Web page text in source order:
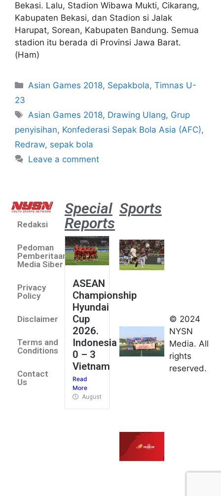
Bekasi. Lalu, Stadion Wibawa Mukti, Cikarang,
Kabupaten Bekasi, dan Stadion si Jalak
Harupat, Sorean, Kabupaten Bandung. Semua
stadion itu berada di Provinsi Jawa Barat.
(Ham)
Asian Games 2018, Sepakbola,Timnas U-
23
Asian Games 2018, Drawing Ulang, Grup
penyisihan, Konfederasi Sepak Bola Asia (AFC),
Redraw, sepak bola
Leave a comment
Redaksi
Pedoman
Pemberitaan
Media Siber
Privacy
Policy
Disclaimer
Terms and
Conditions
Contact
Us
Special
Reports
ASEAN
Championship
Hyundai
Cup
2026.
Indonesia
0 – 3
Vietnam
Read
More
August 4, 2026
Sports
umum
Kejurnas
Panahan
Junior di
Kudus
grup
© 2024
NYSN
Media. All
rights
reserved.